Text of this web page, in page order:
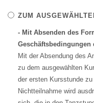
ZUM
- Mit Absenden des
Geschäftsbedingungen
Mit der Absendung des
zu dem ausgewählten
der ersten Kursstunde
Nichtteilnahme wird